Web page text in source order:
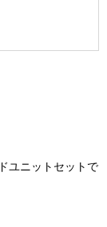
ユニットセットで